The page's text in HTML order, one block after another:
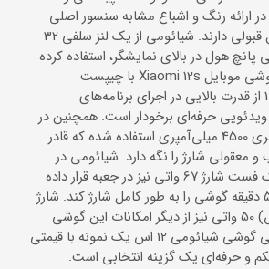
در ارائه رنگ و اشباع مشابه سنسور اصلی
عملکرد مطلوب و قابل قبولی دارند. شیائومی از یک لنز سلفی 32
هول در بالای نمایشگر، استفاده کرده
است. از طرف دیگر گوشی موبایل Xiaomi 12s با چیپست
اسنپدراگون +8 نسل 1 از قدرت بالایی در اجرای برنامه‌های
حرفه‌ای برخودار است. همچنین در
این دستگاه از یک باتری 4500 میلی‌آمپری استفاده شده که قادر
شارژ را نگه دارد. شیائومی در
ادامه برتری‌هایش یک فست شارژ 67 واتی نیز در جعبه قرار داده
که می‌تواند کمتر از 50 دقیقه گوشی را به طور کامل شارژ کند. شارژ
سریع بی‌سیم(وایرلس) 50 واتی نیز از دیگر امکانات این گوشی
است. به همین سادگی گوشی شیائومی 12 اس یک نمونه با قیمتی
و حرفه‌ای یک گزینه انتخابی است.